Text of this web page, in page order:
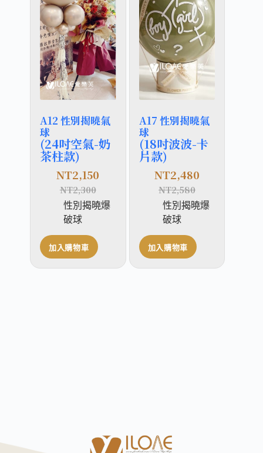
A12 性別揭曉氣
球
(24吋空氣-奶
茶柱款)
NT2,300
NT2,150
性別揭曉爆
破球
加入購物車
A17 性別揭曉氣
球
(18吋波波-卡
片款)
NT2,580
NT2,480
性別揭曉爆
破球
加入購物車